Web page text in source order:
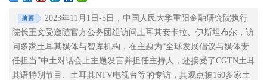
2023年11月1日-5日，中国人民大学重阳金融研究院执行
院长王文受邀随官方公务团组访问土耳其安卡拉、伊斯坦布尔，访
问多家土耳其媒体与智库机构，在主题为“全球发展倡议与媒体责
任担当”中土对话会上主题发言并担任主持人，还接受了CGTN土耳
其语特别节目、土耳其NTV电视台等的专访，其观点被160多家土